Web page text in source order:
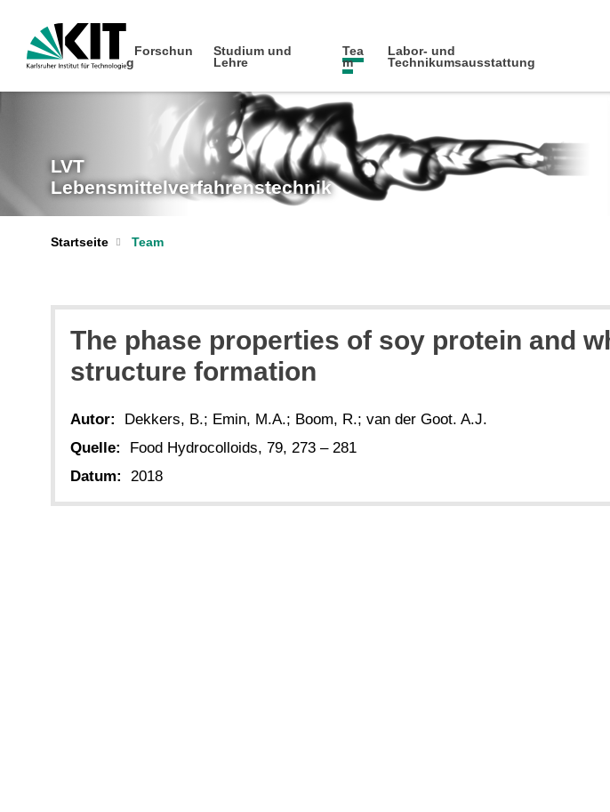
Forschun
g
Studium und
Lehre
Tea
m
Labor- und
Technikumsausstattung
LVT
Lebensmittelverfahrenstechnik
Startseite Team
The phase properties of soy protein and
structure formation
Autor:
Dekkers, B.; Emin, M.A.; Boom, R.; van der Goot. A.J.
Quelle:
Food Hydrocolloids, 79, 273 – 281
Datum:
2018